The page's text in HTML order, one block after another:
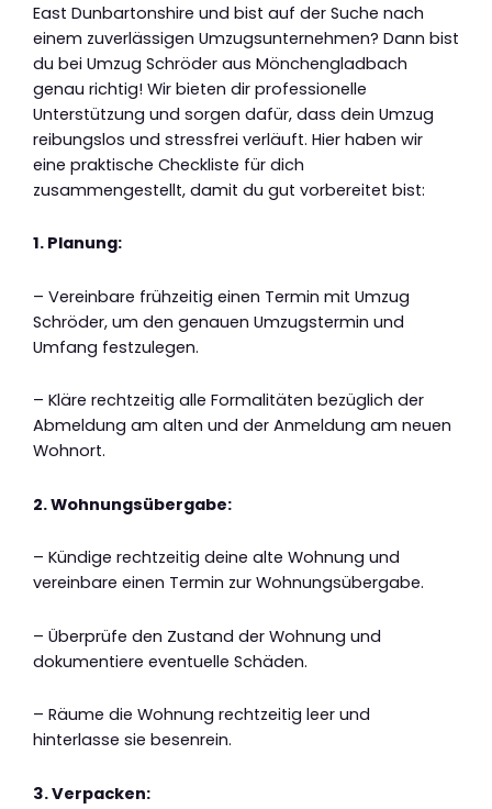
East Dunbartonshire und bist auf der Suche nach
einem zuverlässigen Umzugsunternehmen? Dann bist
du bei Umzug Schröder aus Mönchengladbach
genau richtig! Wir bieten dir professionelle
Unterstützung und sorgen dafür, dass dein Umzug
reibungslos und stressfrei verläuft. Hier haben wir
eine praktische Checkliste für dich
zusammengestellt, damit du gut vorbereitet bist:
1. Planung:
– Vereinbare frühzeitig einen Termin mit Umzug
Schröder, um den genauen Umzugstermin und
Umfang festzulegen.
– Kläre rechtzeitig alle Formalitäten bezüglich der
Abmeldung am alten und der Anmeldung am neuen
Wohnort.
2. Wohnungsübergabe:
– Kündige rechtzeitig deine alte Wohnung und
vereinbare einen Termin zur Wohnungsübergabe.
– Überprüfe den Zustand der Wohnung und
dokumentiere eventuelle Schäden.
– Räume die Wohnung rechtzeitig leer und
hinterlasse sie besenrein.
3. Verpacken: